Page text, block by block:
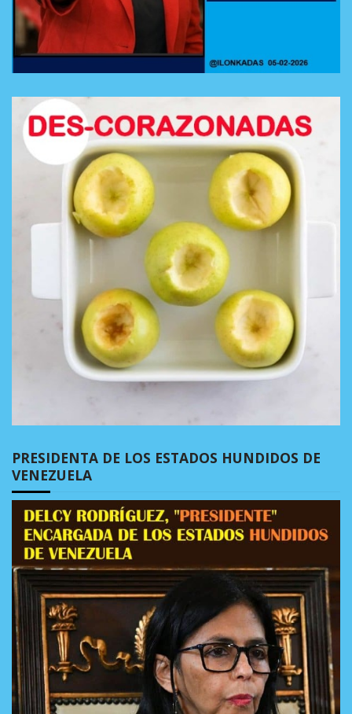
PRESIDENTA DE LOS ESTADOS HUNDIDOS DE
VENEZUELA